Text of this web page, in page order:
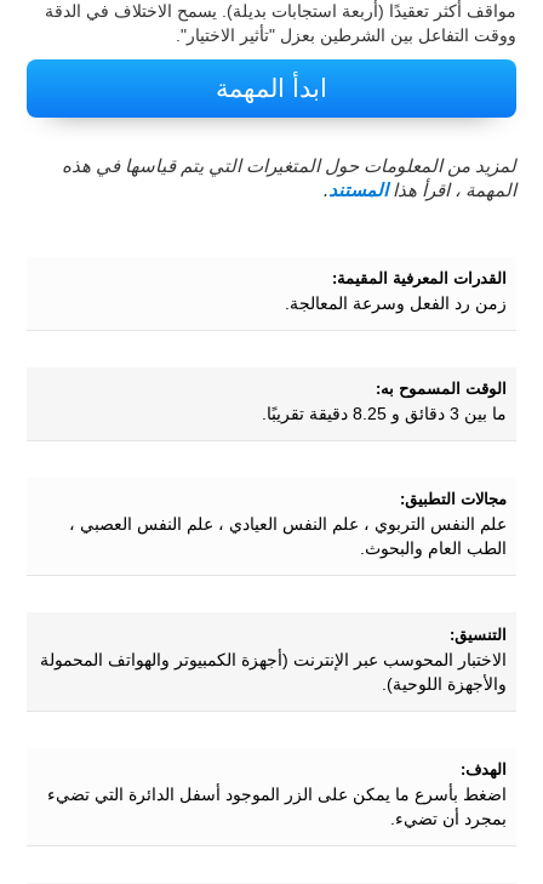
مواقف أكثر تعقيدًا (أربعة استجابات بديلة). يسمح الاختلاف في الدقة
ووقت التفاعل بين الشرطين بعزل "تأثير الاختيار".
ابدأ المهمة
لمزيد من المعلومات حول المتغيرات التي يتم قياسها في هذه
المهمة ، اقرأ هذاالمستند.
القدرات المعرفية المقيمة:
زمن رد الفعل وسرعة المعالجة.
الوقت المسموح به:
ما بين 3 دقائق و 8.25 دقيقة تقريبًا.
مجالات التطبيق:
علم النفس التربوي ، علم النفس العيادي ، علم النفس العصبي ،
الطب العام والبحوث.
التنسيق:
الاختبار المحوسب عبر الإنترنت (أجهزة الكمبيوتر والهواتف المحمولة
والأجهزة اللوحية).
الهدف:
اضغط بأسرع ما يمكن على الزر الموجود أسفل الدائرة التي تضيء
بمجرد أن تضيء.